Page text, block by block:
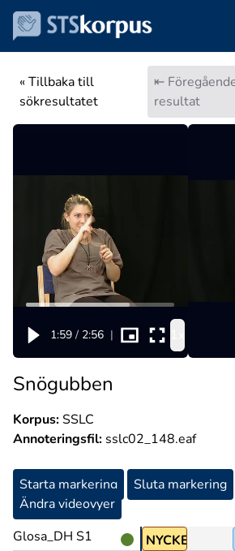
« Tillbaka till
sökresultatet
⇤
resultat
1:59 / 2:56 |
Snögubben
Korpus:SSLC
Annoteringsfil: sslc02_148.eaf
Starta markering Sluta markering
Ändra videovyer
Glosa_DH S1
LÅNA NYCKEL